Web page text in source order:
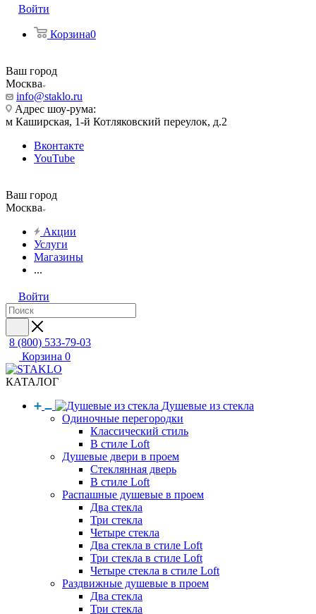
Войти
Корзина0
Ваш город
Москва
info@staklo.ru
Адрес шоу-рума:
м Каширская, 1-й Котляковский переулок, д.2
Вконтакте
YouTube
Ваш город
Москва
Акции
Услуги
Магазины
...
Войти
8 (800) 533-79-03
Корзина 0
КАТАЛОГ
Душевые из стекла
Одиночные перегородки
Классический стиль
В стиле Loft
Душевые двери в проем
Стеклянная дверь
В стиле Loft
Распашные душевые в проем
Два стекла
Три стекла
Четыре стекла
Два стекла в стиле Loft
Три стекла в стиле Loft
Четыре стекла в стиле Loft
Раздвижные душевые в проем
Два стекла
Три стекла